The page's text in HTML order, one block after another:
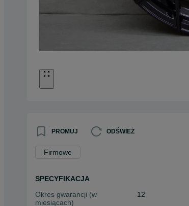
PROMUJ ODŚWIEŻ
Firmowe
SPECYFIKACJA
Okres gwarancji (w
miesiącach)
12